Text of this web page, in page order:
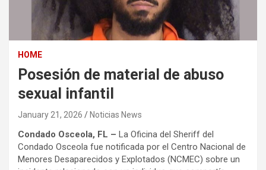
HOME
Posesión de material de abuso
sexual infantil
January 21, 2026 Noticias News
Condado Osceola, FL – La Oficina del Sheriff del
Condado Osceola fue notificada por el Centro Nacional de
Menores Desaparecidos y Explotados (NCMEC) sobre un